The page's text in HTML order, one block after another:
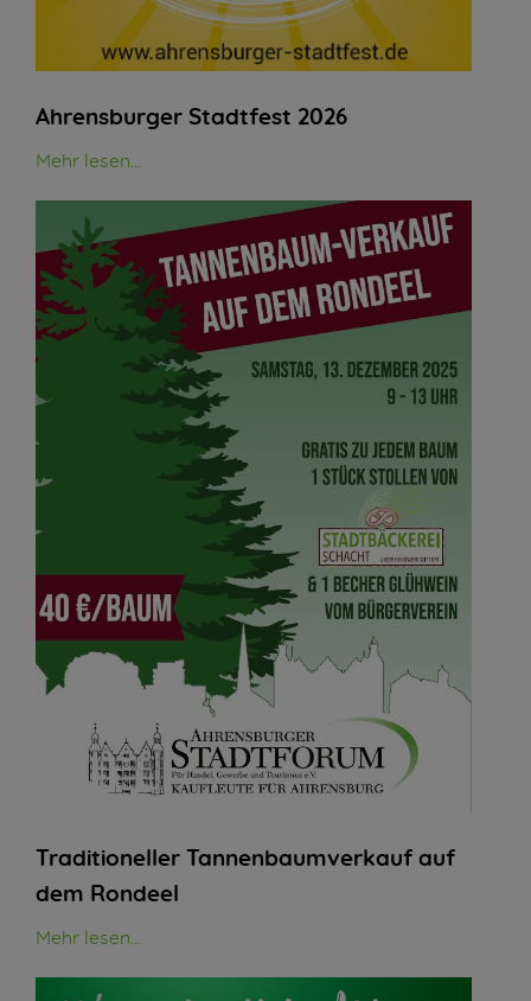
Ahrensburger Stadtfest 2026
Mehr lesen...
Traditioneller Tannenbaumverkauf auf
dem Rondeel
Mehr lesen...